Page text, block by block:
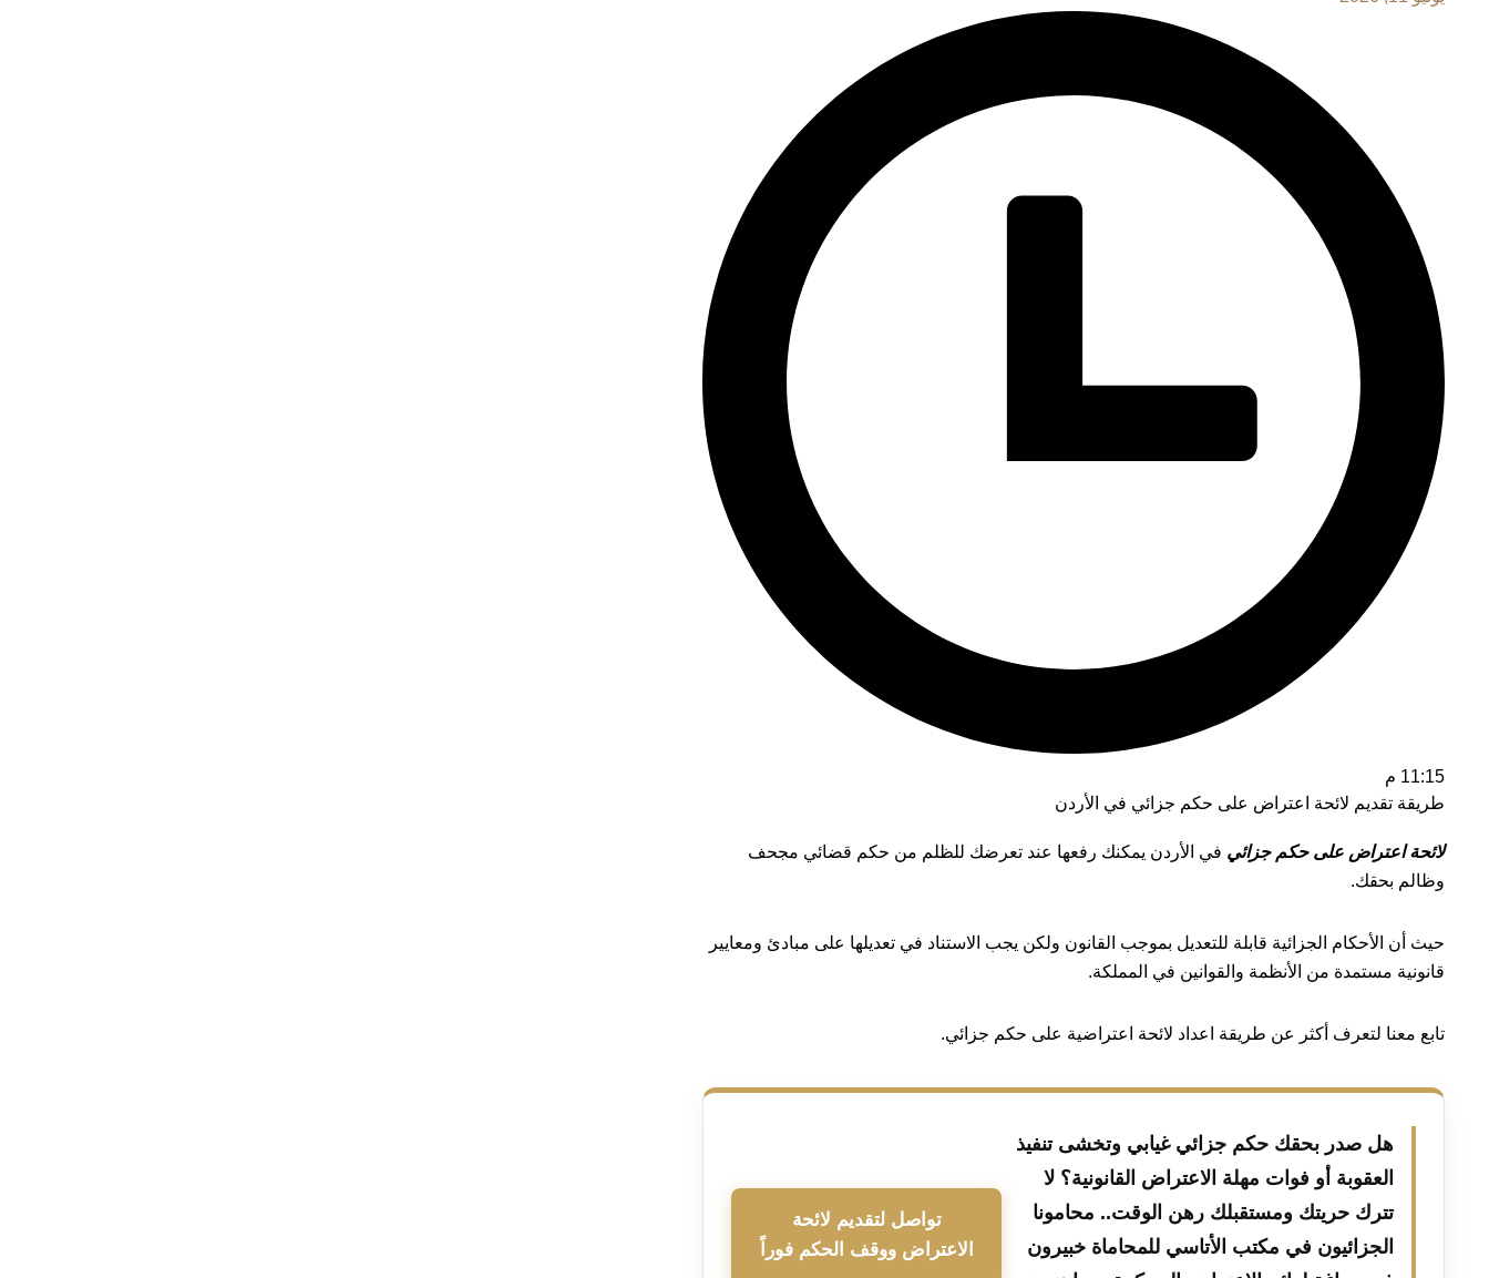
11:15 م
طريقة تقديم لائحة اعتراض على حكم جزائي في الأردن
لائحة اعتراض على حكم جزائي في الأردن يمكنك رفعها عند تعرضك للظلم من حكم قضائي مجحف
وظالم بحقك.
حيث أن الأحكام الجزائية قابلة للتعديل بموجب القانون ولكن يجب الاستناد في تعديلها على مبادئ ومعايير
قانونية مستمدة من الأنظمة والقوانين في المملكة.
تابع معنا لتعرف أكثر عن طريقة اعداد لائحة اعتراضية على حكم جزائي.
هل صدر بحقك حكم جزائي غيابي وتخشى تنفيذ
العقوبة أو فوات مهلة الاعتراض القانونية؟ لا
تترك حريتك ومستقبلك رهن الوقت.. محامونا
الجزائيون في مكتب الأتاسي للمحاماة خبيرون
تواصل لتقديم لائحة
الاعتراض ووقف الحكم فوراً